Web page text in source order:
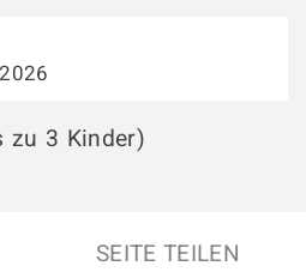
zu 3 Kinder)
SEITE TEILEN